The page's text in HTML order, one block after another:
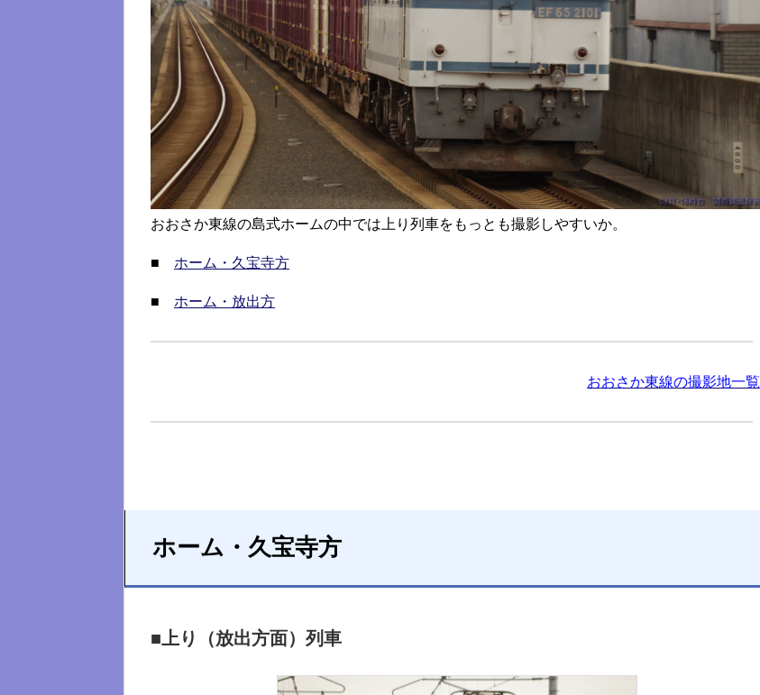
おおさか東線の島式ホームの中では上り列車をもっとも撮影しやすいか。
■ ホーム・久宝寺方
■ ホーム・放出方
おおさか東線の撮影地一覧
ホーム・久宝寺方
■上り（放出方面）列車